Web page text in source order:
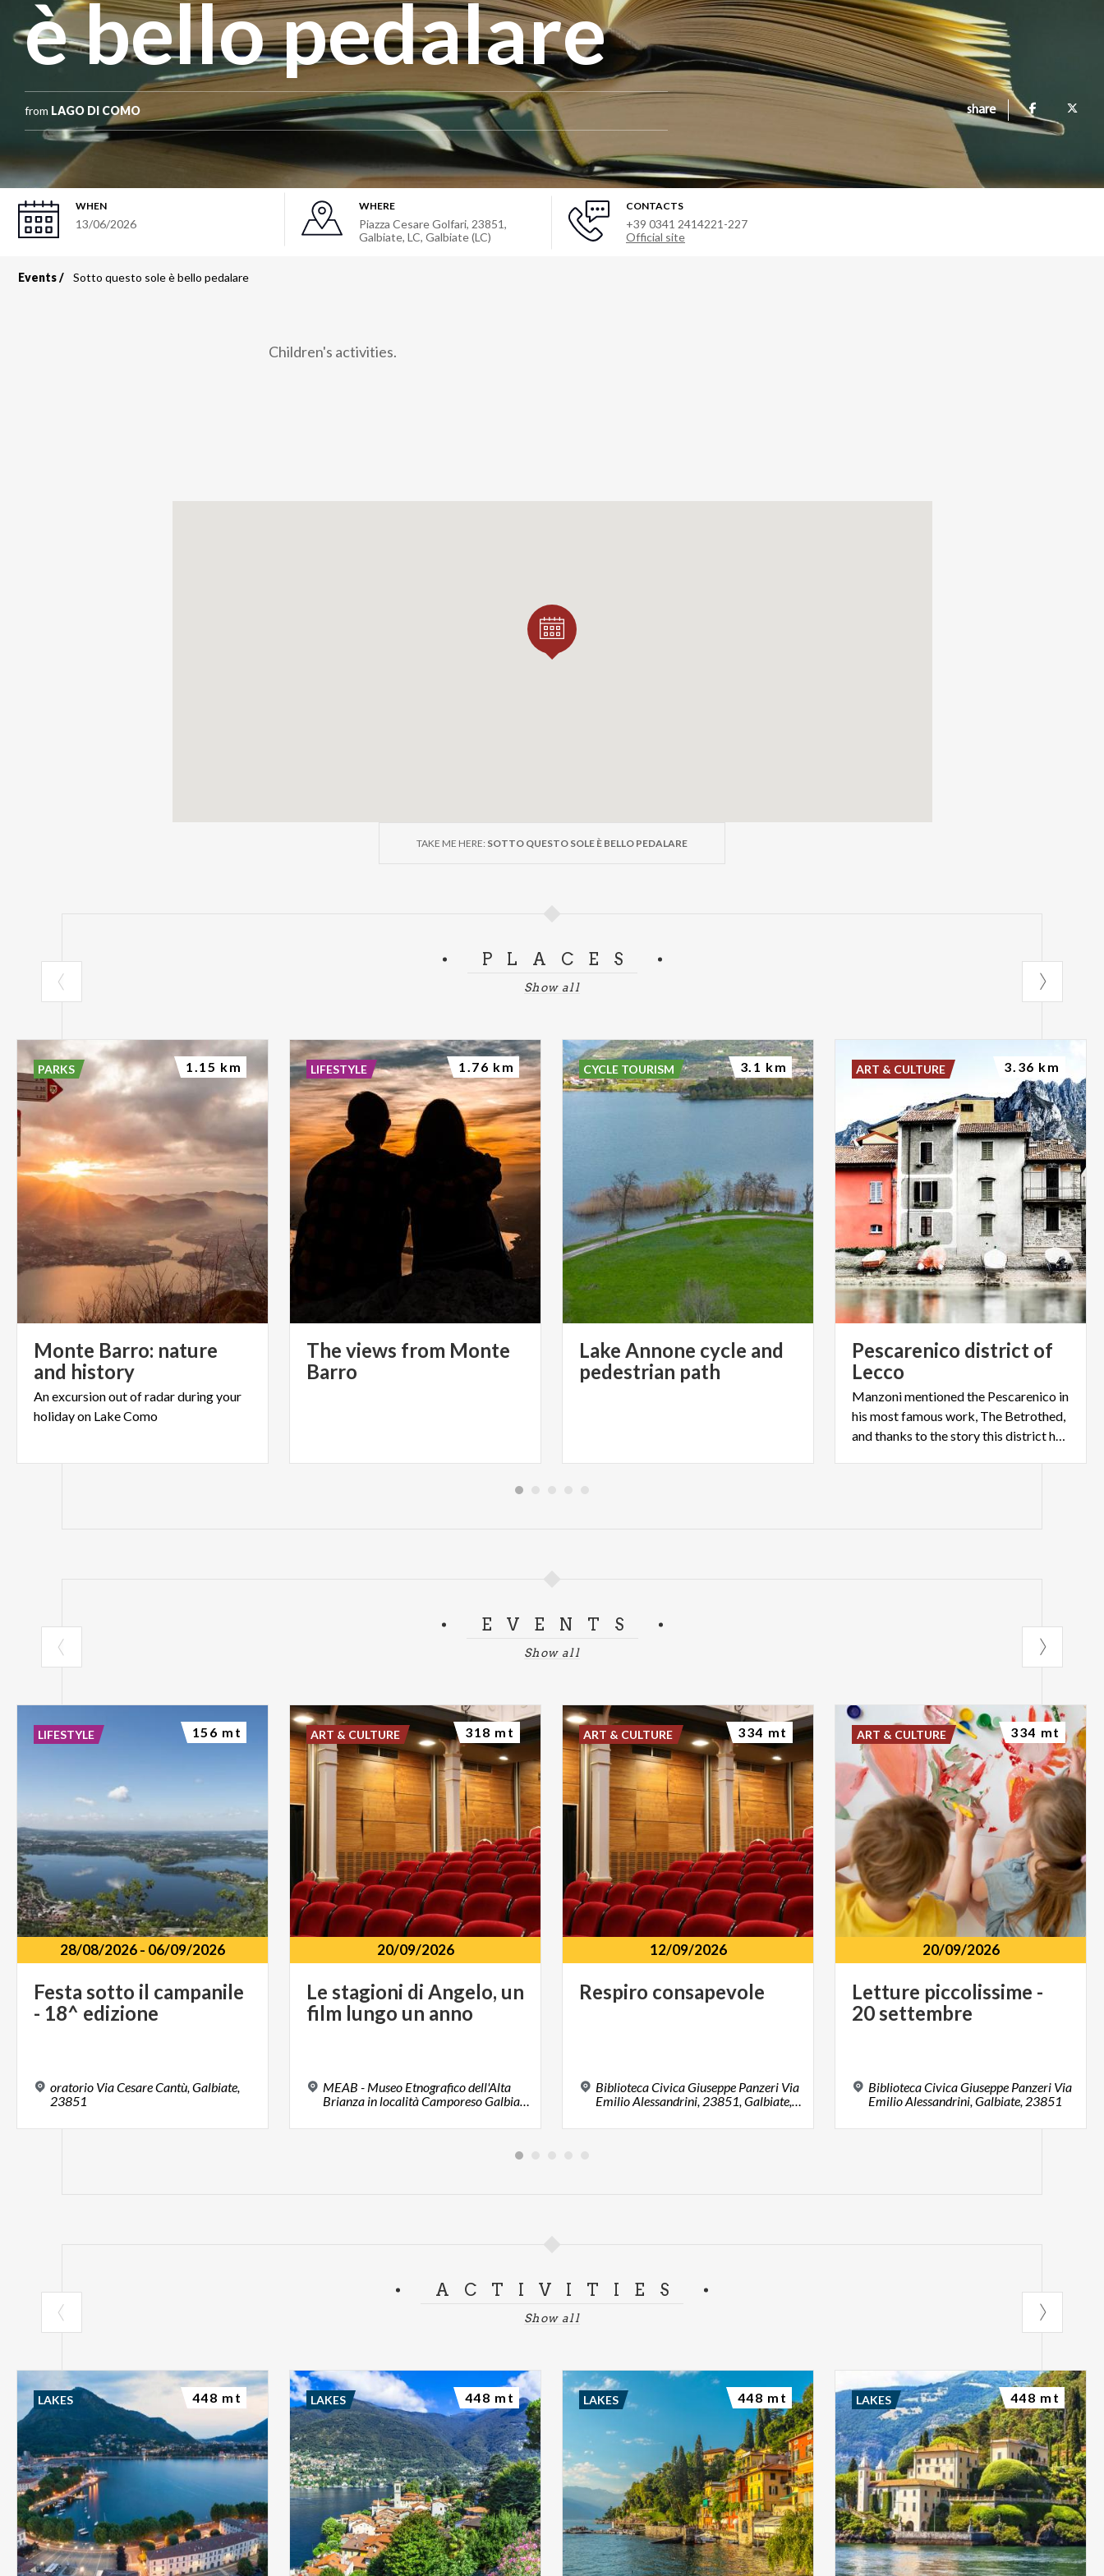
è bello pedalare
from LAGO DI COMO share
WHEN
13/06/2026
WHERE
Piazza Cesare Golfari, 23851,
Galbiate, LC, Galbiate (LC)
CONTACTS
+39 0341 2414221-227
Official site
Breadcrumb
Events Sotto questo sole è bello pedalare
Children's activities.
TAKE ME HERE: SOTTO QUESTO SOLE È BELLO PEDALARE
PLACES
Show all
Monte Barro: nature
and history
Anexcursionoutofradarduringyour
holidayon LakeComo
PARKS 1.15 km
The views from Monte
Barro
LIFESTYLE 1.76 km
Lake Annone cycle and
pedestrian path
CYCLE TOURISM 3.1 km
Pescarenico district of
Lecco
Manzoni mentioned the Pescarenico in
his most famous work, The Betrothed,
and thanks to the story this district has become famous
ART & CULTURE 3.36 km
EVENTS
Show all
28/08/2026- 06/09/2026
Festa sotto il campanile
- 18^ edizione
oratorio Via Cesare Cantù, Galbiate,
23851
LIFESTYLE 156 mt
20/09/2026
Le stagioni di Angelo, un
film lungo un anno
MEAB - Museo Etnografico dell'Alta
Brianza in località Camporeso Galbiate, 23851, Località Camporese
ART & CULTURE 318 mt
12/09/2026
Respiro consapevole
Biblioteca Civica Giuseppe Panzeri Via
Emilio Alessandrini, 23851, Galbiate, LC
ART & CULTURE 334 mt
20/09/2026
Letture piccolissime -
20settembre
Biblioteca Civica Giuseppe Panzeri Via
Emilio Alessandrini, Galbiate, 23851
ART & CULTURE 334 mt
ACTIVITIES
Show all
LAKES 448 mt LAKES 448 mt LAKES 448 mt LAKES 448 mt